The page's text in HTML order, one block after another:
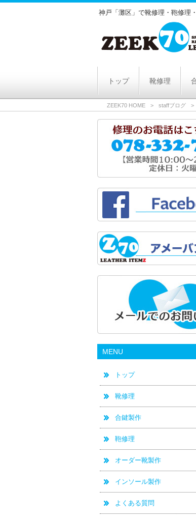
神戸「灘区」で靴修理・鞄修理
トップ 靴修理
ZEEK70 HOME > staffブログ >
MENU
トップ
靴修理
合鍵製作
鞄修理
オーダー靴製作
インソール製作
よくある質問